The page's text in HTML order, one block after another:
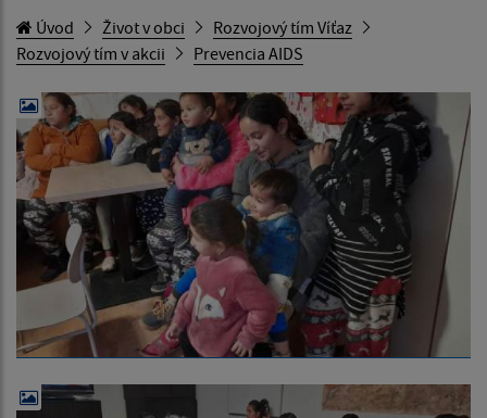
Úvod Život v obci
Rozvojový tím Víťaz
Rozvojový tím v akcii
Prevencia AIDS